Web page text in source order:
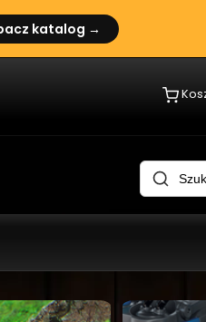
katalog →
akwariowe